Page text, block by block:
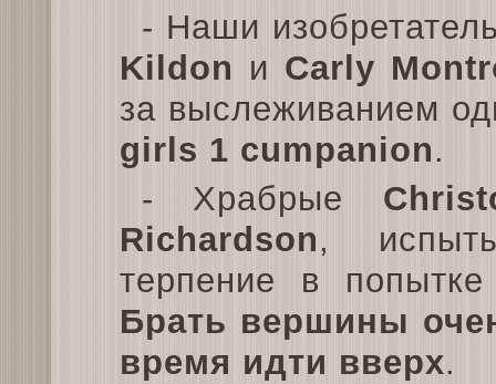
- Наши
Kildon и Carly
за выслеживанием
girls 1 cumpanion.
- Храбрые
Richardson,
терпение в
Брать вершины
время идти вверх.